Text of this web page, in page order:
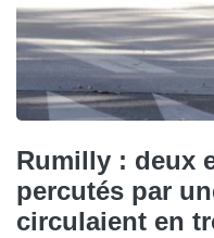
Rumilly : deux
percutés par
circulaient en